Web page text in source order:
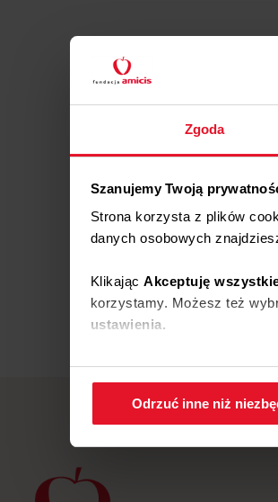
Zgoda
Szanujemy Twoją
Strona korzysta z plików
danych osobowych
Klikając Akceptuję
korzystamy. Możesz też
ustawienia.
W każdej chwili możesz
Odrzuć inne niż